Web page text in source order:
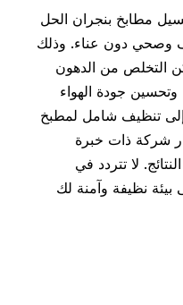
بنجران الحل
دون عناء. وذلك
من الدهون
جودة الهواء
تنظيف شامل لمطبخ
ذات خبرة
لا تتردد في
نظيفة وآمنة لك